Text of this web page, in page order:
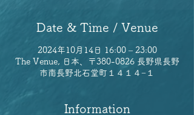
Date & Time / Venue
2024年10月14日 16:00 – 23:00
The Venue, 日本、〒380-0826 長野県長野
市南長野北石堂町１４１４−１
Information